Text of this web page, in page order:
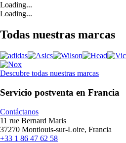
Loading...
Loading...
Todas nuestras marcas
Descubre todas nuestras marcas
Servicio postventa en Francia
Contáctanos
11 rue Bernard Maris
37270 Montlouis-sur-Loire, Francia
+33 1 86 47 62 58